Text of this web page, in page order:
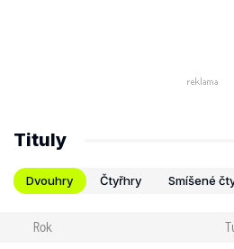
Tituly
Dvouhry Čtyřhry Smíšené
Rok